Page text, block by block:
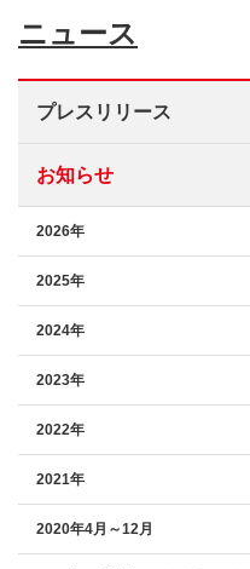
ニュース
プレスリリース
お知らせ
2026年
2025年
2024年
2023年
2022年
2021年
2020年4月～12月